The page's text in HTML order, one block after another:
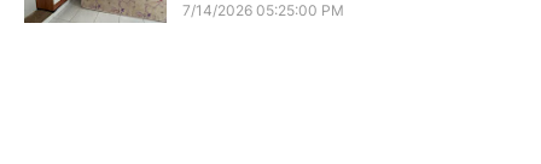
7/14/2026 05:25:00 PM